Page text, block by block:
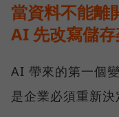
當資料不能離
AI 先改寫儲
AI 帶來的第一個
是企業必須重新決